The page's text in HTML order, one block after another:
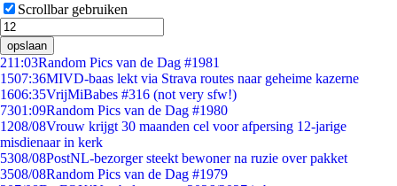
Scrollbar gebruiken
opslaan
211:03Random Pics van de Dag #1981
1507:36MIVD-baas lekt via Strava routes naar geheime kazerne
1606:35VrijMiBabes #316 (not very sfw!)
7301:09Random Pics van de Dag #1980
1208/08Vrouw krijgt 30 maanden cel voor afpersing 12-jarige
misdienaar in kerk
5308/08PostNL-bezorger steekt bewoner na ruzie over pakket
3508/08Random Pics van de Dag #1979